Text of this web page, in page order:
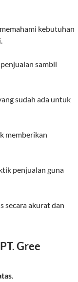
kebutuhan
sambil
sudah ada untuk
memberikan
penjualan guna
secara akurat dan
Gree
.